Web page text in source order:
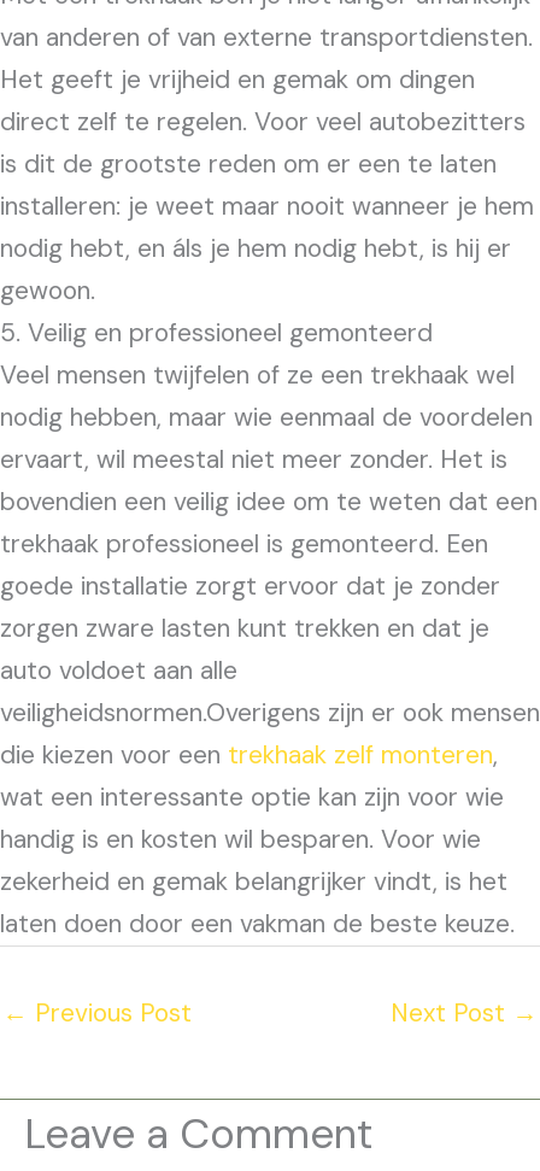
van anderen of van externe transportdiensten.
Het geeft je vrijheid en gemak om dingen
direct zelf te regelen. Voor veel autobezitters
is dit de grootste reden om er een te laten
installeren: je weet maar nooit wanneer je hem
nodig hebt, en áls je hem nodig hebt, is hij er
gewoon.
5. Veilig en professioneel gemonteerd
Veel mensen twijfelen of ze een trekhaak wel
nodig hebben, maar wie eenmaal de voordelen
ervaart, wil meestal niet meer zonder. Het is
bovendien een veilig idee om te weten dat een
trekhaak professioneel is gemonteerd. Een
goede installatie zorgt ervoor dat je zonder
zorgen zware lasten kunt trekken en dat je
auto voldoet aan alle
veiligheidsnormen.Overigens zijn er ook mensen
die kiezen voor een trekhaak zelf monteren,
wat een interessante optie kan zijn voor wie
handig is en kosten wil besparen. Voor wie
zekerheid en gemak belangrijker vindt, is het
laten doen door een vakman de beste keuze.
← Previous Post Next Post →
Leave a Comment